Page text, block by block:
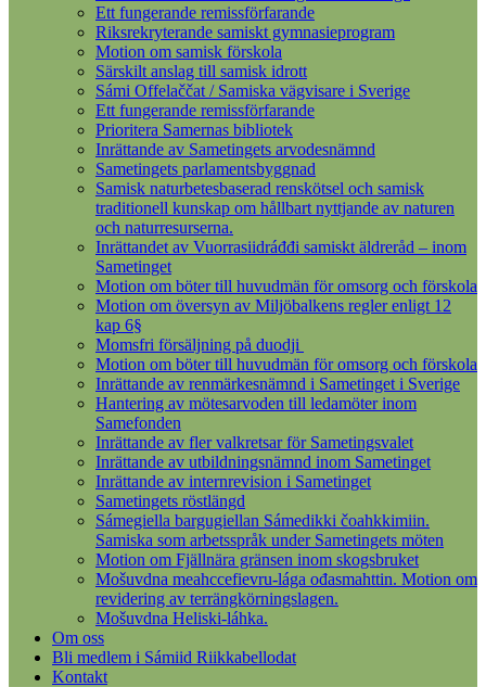
Ett fungerande remissförfarande
Riksrekryterande samiskt gymnasieprogram
Motion om samisk förskola
Särskilt anslag till samisk idrott
Sámi Offelaččat / Samiska vägvisare i Sverige
Ett fungerande remissförfarande
Prioritera Samernas bibliotek
Inrättande av Sametingets arvodesnämnd
Sametingets parlamentsbyggnad
Samisk naturbetesbaserad renskötsel och samisk
traditionell kunskap om hållbart nyttjande av naturen
och naturresurserna.
Inrättandet av Vuorrasiidráđđi samiskt äldreråd – inom
Sametinget
Motion om böter till huvudmän för omsorg och förskola
Motion om översyn av Miljöbalkens regler enligt 12
kap 6§
Momsfri försäljning på duodji
Motion om böter till huvudmän för omsorg och förskola
Inrättande av renmärkesnämnd i Sametinget i Sverige
Hantering av mötesarvoden till ledamöter inom
Samefonden
Inrättande av fler valkretsar för Sametingsvalet
Inrättande av utbildningsnämnd inom Sametinget
Inrättande av internrevision i Sametinget
Sametingets röstlängd
Sámegiella bargugiellan Sámedikki čoahkkimiin.
Samiska som arbetsspråk under Sametingets möten
Motion om Fjällnära gränsen inom skogsbruket
Mošuvdna meahccefievru-lága ođasmahttin. Motion om
revidering av terrängkörningslagen.
Mošuvdna Heliski-láhka.
Om oss
Bli medlem i Sámiid Riikkabellodat
Kontakt